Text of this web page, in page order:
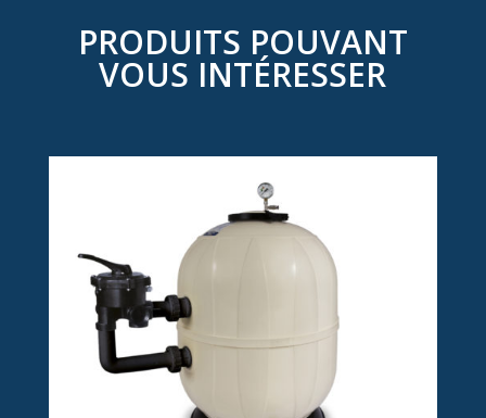
PRODUITS POUVANT
VOUS INTÉRESSER